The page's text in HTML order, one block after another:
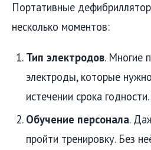
Портативные
несколько моментов:
Тип электродов. Многие
электроды, которые
истечении срока
Обучение персонала.
пройти тренировку. Без